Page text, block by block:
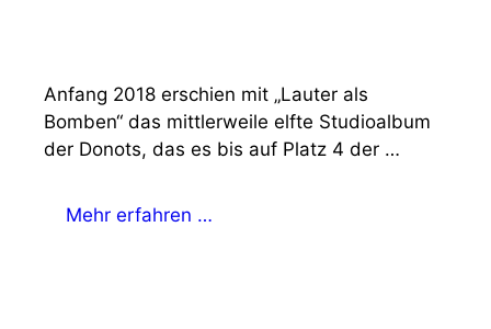
Anfang 2018 erschien mit „Lauter als
Bomben“ das mittlerweile elfte Studioalbum
der Donots, das es bis auf Platz 4 der …
Mehr erfahren …